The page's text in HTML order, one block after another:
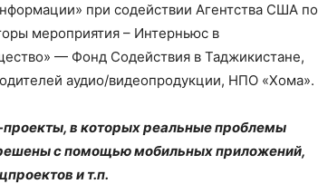
при содействии Агентства США по
мероприятия – Интерньюс в
— Фонд Содействия в Таджикистане,
аудио/видеопродукции, НПО «Хома».
в которых реальные проблемы
с помощью мобильных приложений,
и т.п.